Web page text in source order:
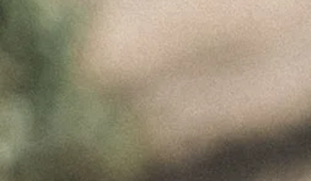
CUSTOM
ICON
Março 17, 2017
Custom Icon